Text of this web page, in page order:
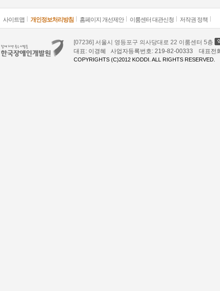
사이트맵 개인정보처리방침 홈페이지 개선제안 이룸센터 대관신청 저작권 정책
[07236] 서울시 영등포구 의사당대로 22 이룸센터 5층
대표: 이경혜 사업자등록번호: 219-82-00333 대표
COPYRIGHTS (C)2012 KODDI. ALL RIGHTS RESERVED.